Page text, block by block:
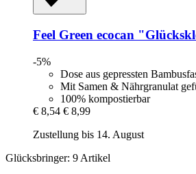
Feel Green ecocan
-5%
Dose aus gepressten
Mit Samen & Nährgranulat
100% kompostierbar
€ 8,54 € 8,99
Zustellung bis 14. August
Glücksbringer: 9 Artikel